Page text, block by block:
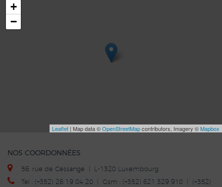
+
−
Leaflet | Map data ©OpenStreetMapcontributors, Imagery ©Mapbox
NOS COORDONNÉES
56, rue de Cessange | L-1320 Luxembourg
Tel : (+352) 26 19 04 20 | Gsm : (+352) 621 329 910 | (+352)